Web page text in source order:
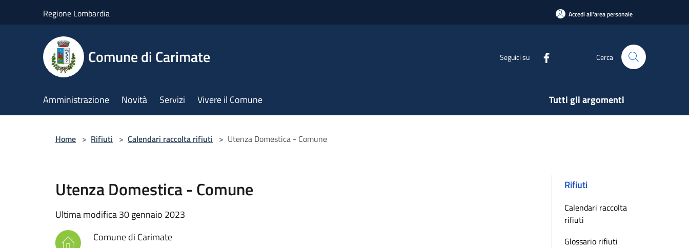
Regione Lombardia Accedi all'area personale
Comune di Carimate Seguici su Cerca
Amministrazione Novità Servizi Vivere il Comune Tutti gli argomenti
Home > Rifiuti > Calendari raccolta rifiuti > Utenza Domestica - Comune
Utenza Domestica - Comune
Ultima modifica 30 gennaio 2023
Comune di Carimate
Rifiuti
Calendari raccolta
rifiuti
Glossario rifiuti